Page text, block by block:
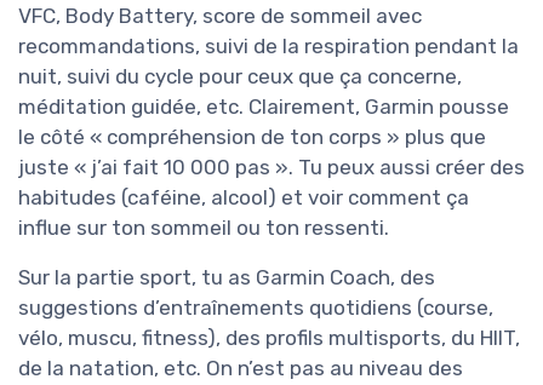
VFC, Body Battery, score de sommeil avec
recommandations, suivi de la respiration pendant la
nuit, suivi du cycle pour ceux que ça concerne,
méditation guidée, etc. Clairement, Garmin pousse
le côté « compréhension de ton corps » plus que
juste « j’ai fait 10 000 pas ». Tu peux aussi créer des
habitudes (caféine, alcool) et voir comment ça
influe sur ton sommeil ou ton ressenti.
Sur la partie sport, tu as Garmin Coach, des
suggestions d’entraînements quotidiens (course,
vélo, muscu, fitness), des profils multisports, du HIIT,
de la natation, etc. On n’est pas au niveau des